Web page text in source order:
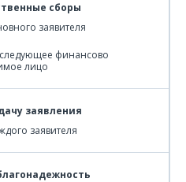
сборы
заявителя
финансово
лицо
заявления
заявителя